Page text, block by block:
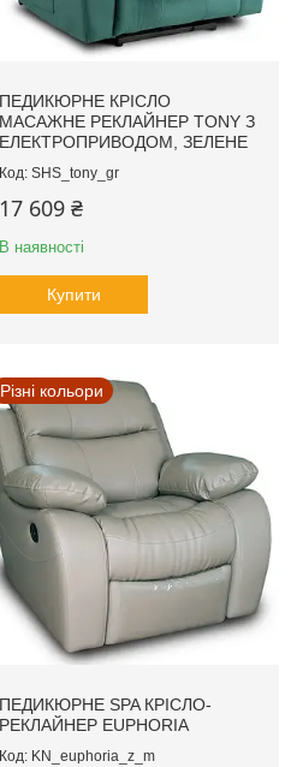
ПЕДИКЮРНЕ КРІСЛО
МАСАЖНЕ РЕКЛАЙНЕР TONY З
ЕЛЕКТРОПРИВОДОМ, ЗЕЛЕНЕ
SHS_tony_gr
17 609 ₴
В наявності
Купити
Різні кольори
ПЕДИКЮРНЕ SPA КРІСЛО-
РЕКЛАЙНЕР EUPHORIA
KN_euphoria_z_m